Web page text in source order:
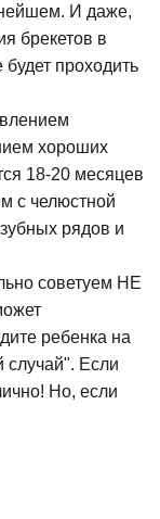
И даже,
брекетов в
будет проходить
хороших
18-20 месяцев
с челюстной
рядов и
советуем НЕ
ребенка на
случай". Если
Но, если